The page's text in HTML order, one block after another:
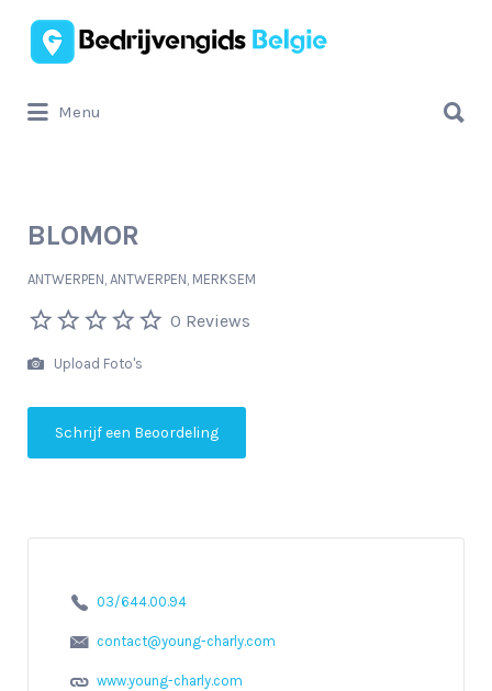
Zoek
naar:
Menu
naar:
BLOMOR
ANTWERPEN, ANTWERPEN, MERKSEM
0 Reviews
Upload Foto's
Schrijf een Beoordeling
03/644.00.94
contact@young-charly.com
www.young-charly.com